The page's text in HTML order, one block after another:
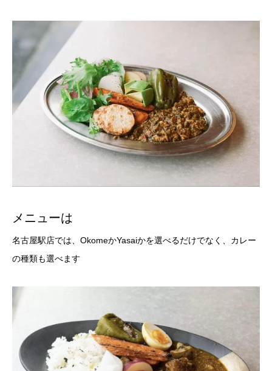
メニューは
名古屋駅店では、OkomeかYasaiかを選べるだけでなく、カレー
の種類も選べます